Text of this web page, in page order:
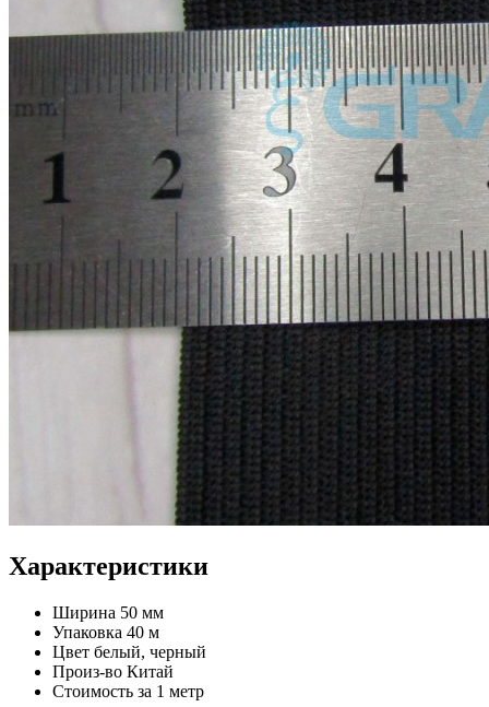
Характеристики
Ширина 50 мм
Упаковка 40 м
Цвет белый, черный
Произ-во Китай
Стоимость за 1 метр